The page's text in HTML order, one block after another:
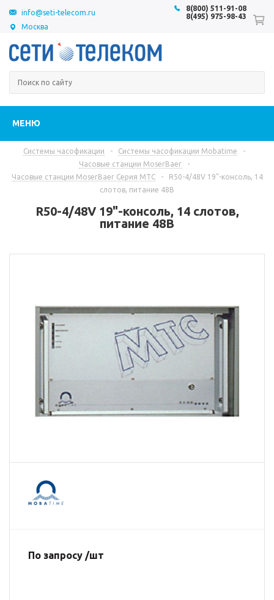
Москва
8(800) 511-91-08
8(495) 975-98-43
info@seti-telecom.ru
МЕНЮ
Системы часофикации - Системы часофикации Mobatime
-
Часовые станции MoserBaer
-
Часовые станции MoserBaer Серия MTC
-
R50-4/48V 19"-консоль, 14
слотов, питание 48В
R50-4/48V 19"-консоль, 14 слотов,
питание 48В
По запросу /шт